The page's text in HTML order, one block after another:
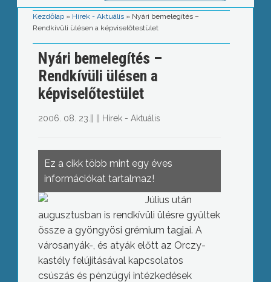
Kezdőlap » Hírek - Aktuális » Nyári bemelegítés –
Rendkívüli ülésen a képviselőtestület
Nyári bemelegítés –
Rendkívüli ülésen a
képviselőtestület
2006. 08. 23. Hírek - Aktuális
Ez a cikk több mint egy éves
információkat tartalmaz!
Július után
augusztusban is rendkívüli ülésre gyűltek
össze a gyöngyösi grémium tagjai. A
városanyák-, és atyák előtt az Orczy-
kastély felújításával kapcsolatos
csúszás és pénzügyi intézkedések